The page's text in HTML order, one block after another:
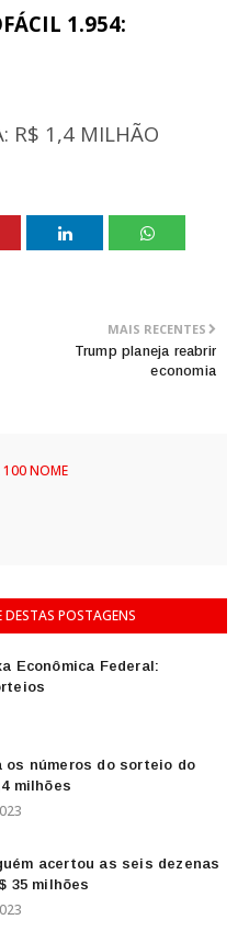
1.954:
R$ 1,4 MILHÃO
MAIS RECENTES
Trump planeja reabrir
economia
100 NOME
DESTAS POSTAGENS
Econômica Federal:
os números do sorteio do
milhões
acertou as seis dezenas
35 milhões